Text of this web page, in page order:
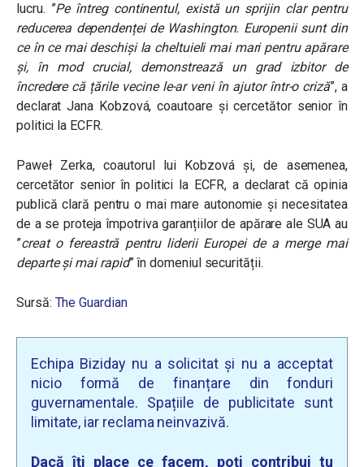
lucru. ”Pe întreg continentul, există un sprijin clar pentru
reducerea dependenței de Washington. Europenii sunt din
ce în ce mai deschiși la cheltuieli mai mari pentru apărare
și, în mod crucial, demonstrează un grad izbitor de
încredere că țările vecine le-ar veni în ajutor într-o criză”, a
declarat Jana Kobzová, coautoare și cercetător senior în
politici la ECFR.
Paweł Zerka, coautorul lui Kobzová și, de asemenea,
cercetător senior în politici la ECFR, a declarat că opinia
publică clară pentru o mai mare autonomie și necesitatea
de a se proteja împotriva garanțiilor de apărare ale SUA au
”creat o fereastră pentru liderii Europei de a merge mai
departe și mai rapid” în domeniul securității.
Sursă: The Guardian
Echipa Biziday nu a solicitat și nu a acceptat
nicio formă de finanțare din fonduri
guvernamentale. Spațiile de publicitate sunt
limitate, iar reclama neinvazivă.
Dacă îți place ce facem, poți contribui tu